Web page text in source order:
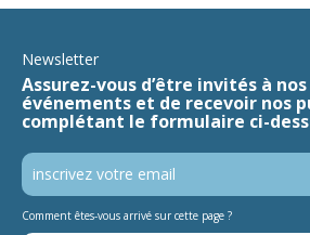
Newsletter
Assurez-vous d’être invités à
événements et de recevoir nos
complétant le formulaire ci-
Comment êtes-vous arrivé sur cette page ?